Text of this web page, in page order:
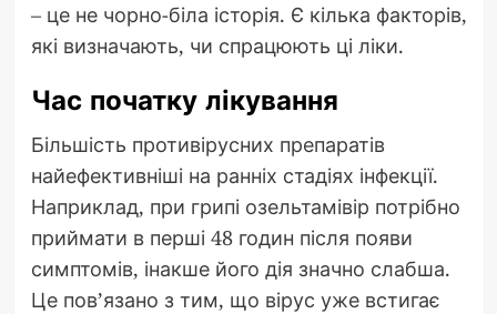
– це не чорно-біла історія. Є кілька факторів,
які визначають, чи спрацюють ці ліки.
Час початку лікування
Більшість противірусних препаратів
найефективніші на ранніх стадіях інфекції.
Наприклад, при грипі озельтамівір потрібно
приймати в перші 48 годин після появи
симптомів, інакше його дія значно слабша.
Це пов’язано з тим, що вірус уже встигає